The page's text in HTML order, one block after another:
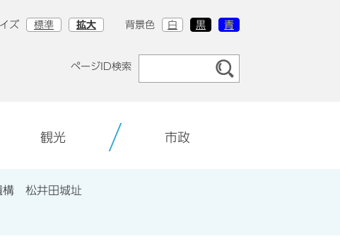
ズ 標準 拡大 背景色 白 黒 青
ページID検索
観光 市政
構 松井田城址